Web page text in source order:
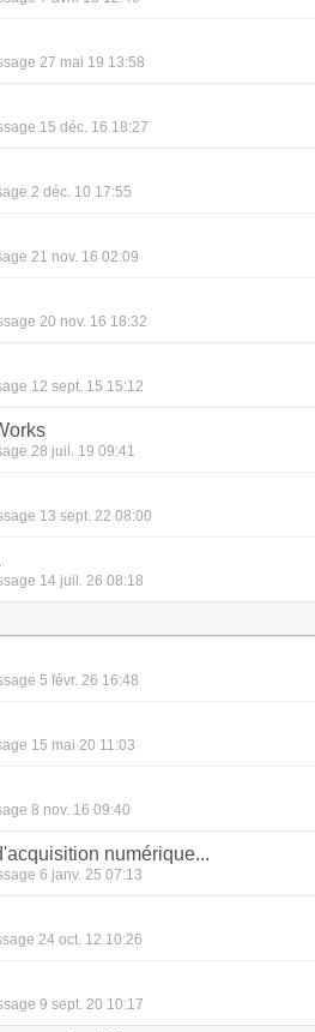
27 mai 19 13:58
15 déc. 16 18:27
2 déc. 10 17:55
21 nov. 16 02:09
20 nov. 16 18:32
12 sept. 15 15:12
28 juil. 19 09:41
13 sept. 22 08:00
14 juil. 26 08:18
5 févr. 26 16:48
15 mai 20 11:03
8 nov. 16 09:40
numérique...
6 janv. 25 07:13
24 oct. 12 10:26
9 sept. 20 10:17